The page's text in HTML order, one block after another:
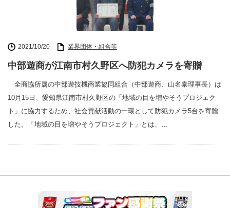
2021/10/20 業界団体・組合等
中部遊商が江南市村久野区へ防犯カメラを寄贈
全商協所属の中部遊技機商業協同組合（中部遊商、山名泰理事長）は
10月15日、愛知県江南市村久野区の「地域の目を増やそうプロジェク
ト」に協力するため、社会貢献活動の一環として防犯カメラ5台を寄贈
した。「地域の目を増やそうプロジェクト」とは、…